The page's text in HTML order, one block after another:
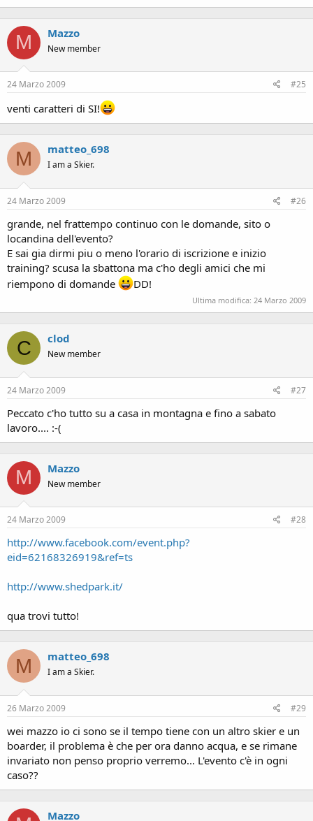
M Mazzo
New member
24 Marzo 2009 #25
venti caratteri di SI!
M matteo_698
I am a Skier.
24 Marzo 2009 #26
grande, nel frattempo continuo con le domande, sito o
locandina dell'evento?
E sai gia dirmi piu o meno l'orario di iscrizione e inizio
training? scusa la sbattona ma c'ho degli amici che mi
riempono di domande
DD!
Ultima modifica: 24 Marzo 2009
C clod
New member
24 Marzo 2009 #27
Peccato c'ho tutto su a casa in montagna e fino a sabato
lavoro.... :-(
M Mazzo
New member
24 Marzo 2009 #28
http://www.facebook.com/event.php?
eid=62168326919&ref=ts
http://www.shedpark.it/
qua trovi tutto!
M matteo_698
I am a Skier.
26 Marzo 2009 #29
wei mazzo io ci sono se il tempo tiene con un altro skier e un
boarder, il problema è che per ora danno acqua, e se rimane
invariato non penso proprio verremo... L'evento c'è in ogni
caso??
Mazzo